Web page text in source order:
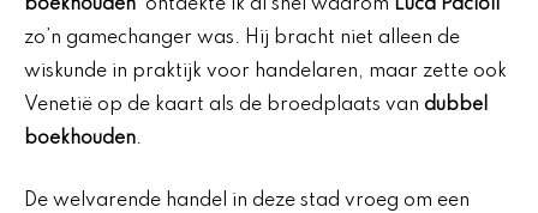
boekhouden ‘ ontdekte ik al snel waarom Luca Pacioli
zo’n gamechanger was. Hij bracht niet alleen de
wiskunde in praktijk voor handelaren, maar zette ook
Venetië op de kaart als de broedplaats van dubbel
boekhouden.
De welvarende handel in deze stad vroeg om een